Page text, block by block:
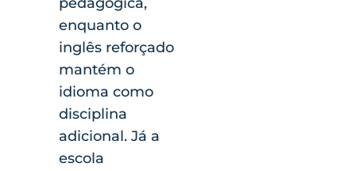
enquanto o
inglês reforçado
mantém o
idioma como
disciplina
adicional. Já a
escola